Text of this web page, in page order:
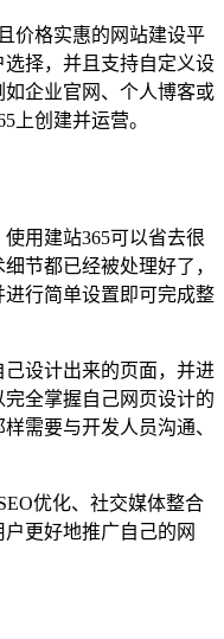
价格实惠的网站建设平
择，并且支持自定义设
企业官网、个人博客或
上创建并运营。
用建站365可以省去很
节都已经被处理好了，
行简单设置即可完成整
设计出来的页面，并进
全掌握自己网页设计的
需要与开发人员沟通、
优化、社交媒体整合
更好地推广自己的网